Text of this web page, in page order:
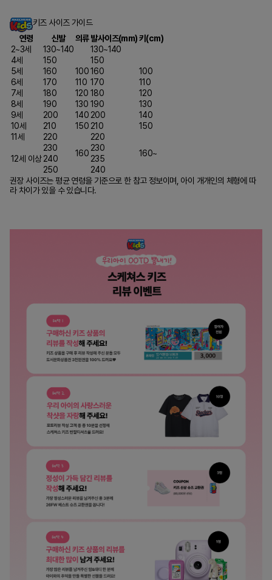
키즈 사이즈 가이드
연령
신발 의류발사이즈(mm)키(cm)
2~3세
130~140
130~140
4세
150
150
5세
160 100160
100
6세
170 110 170
110
7세
180 120 180
120
8세
190 130 190
130
9세
200 140 200
140
10세
210 150 210
150
11세
220
160
220
160~
12세 이상
230
230
240
235
250
240
권장 사이즈는 평균 연령을 기준으로 한 참고 정보이며, 아이 개개인의 체형에 따
라 차이가 있을 수 있습니다.